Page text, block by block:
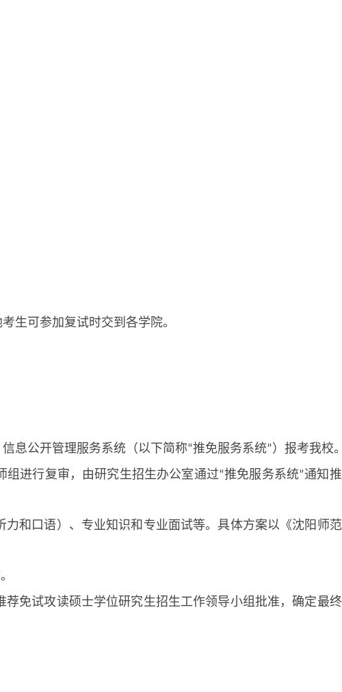
生可参加复试时交到各学院。
息公开管理服务系统（以下简称“推免服务系统”）报考我校
组进行复审，由研究生招生办公室通过“推免服务系统”通知
和口语）、专业知识和专业面试等。具体方案以《沈阳师
免试攻读硕士学位研究生招生工作领导小组批准，确定最